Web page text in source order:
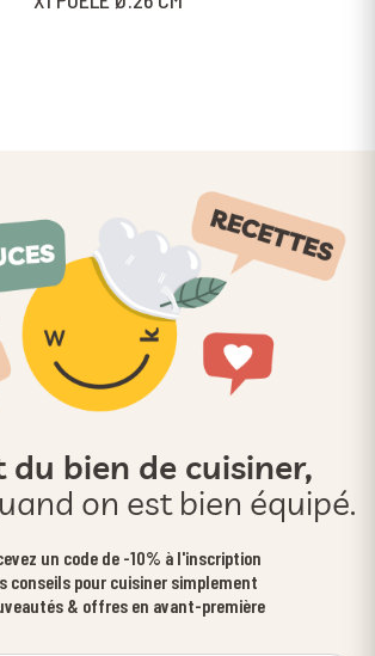
du bien de cuisiner,
on est bien équipé.
un code de -10% à l'inscription
conseils pour cuisiner simplement
& offres en avant-première